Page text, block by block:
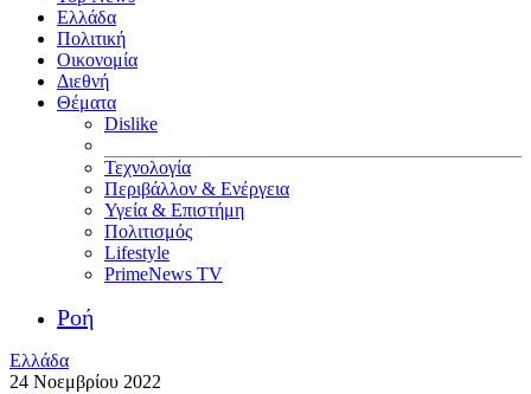
Ελλάδα
Πολιτική
Οικονομία
Διεθνή
Θέματα
Dislike
Τεχνολογία
Περιβάλλον & Ενέργεια
Υγεία & Επιστήμη
Πολιτισμός
Lifestyle
PrimeNews TV
Ροή
Ελλάδα
24 Νοεμβρίου 2022